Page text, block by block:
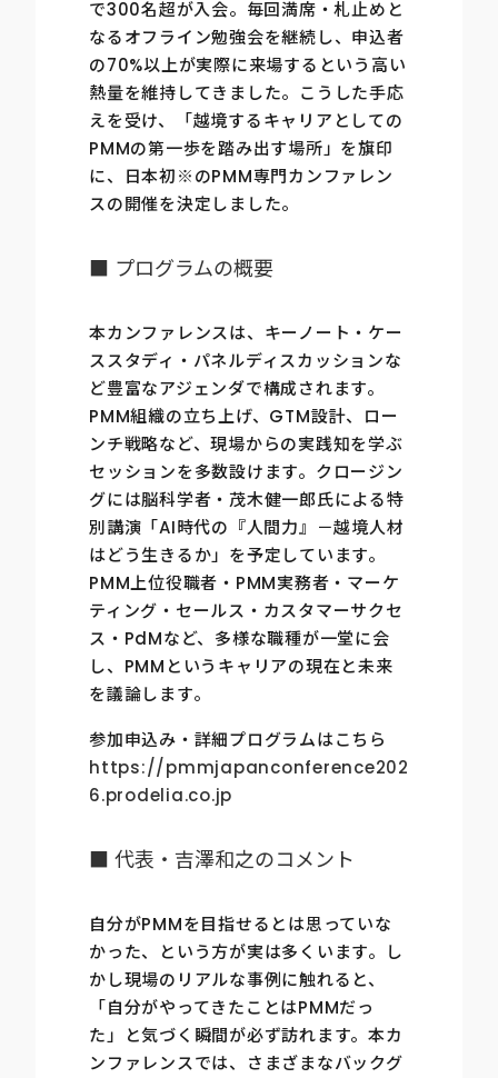
で300名超が入会。毎回満席・札止めと
なるオフライン勉強会を継続し、申込者
の70%以上が実際に来場するという高い
熱量を維持してきました。こうした手応
えを受け、「越境するキャリアとしての
PMMの第一歩を踏み出す場所」を旗印
に、日本初※のPMM専門カンファレン
スの開催を決定しました。
■ プログラムの概要
本カンファレンスは、キーノート・ケー
ススタディ・パネルディスカッションな
ど豊富なアジェンダで構成されます。
PMM組織の立ち上げ、GTM設計、ロー
ンチ戦略など、現場からの実践知を学ぶ
セッションを多数設けます。クロージン
グには脳科学者・茂木健一郎氏による特
別講演「AI時代の『人間力』－越境人材
はどう生きるか」を予定しています。
PMM上位役職者・PMM実務者・マーケ
ティング・セールス・カスタマーサクセ
ス・PdMなど、多様な職種が一堂に会
し、PMMというキャリアの現在と未来
を議論します。
参加申込み・詳細プログラムはこちら
https://pmmjapanconference202
6.prodelia.co.jp
■ 代表・吉澤和之のコメント
自分がPMMを目指せるとは思っていな
かった、という方が実は多くいます。し
かし現場のリアルな事例に触れると、
「自分がやってきたことはPMMだっ
た」と気づく瞬間が必ず訪れます。本カ
ンファレンスでは、さまざまなバックグ